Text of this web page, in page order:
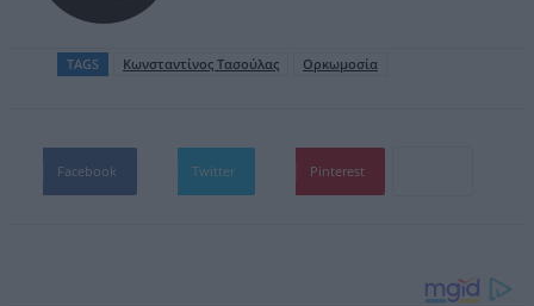
TAGS Κωνσταντίνος Τασούλας Ορκωμοσία
Facebook Twitter Pinterest